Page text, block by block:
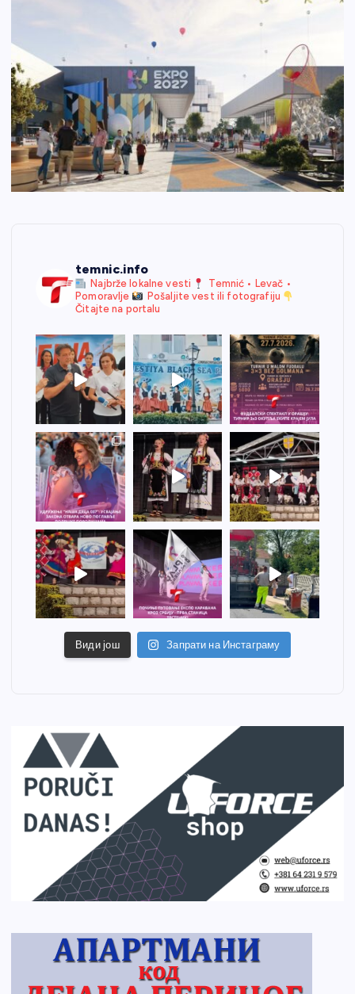
temnic.info
Najbrže lokalne vesti
Temnić • Levač •
Pomoravlje
Pošaljite vest ili fotografiju
Čitajte na portalu
Види још Запрати на Инстаграму